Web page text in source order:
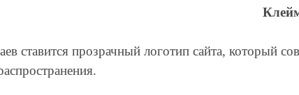
ставится прозрачный логотип сайта, который